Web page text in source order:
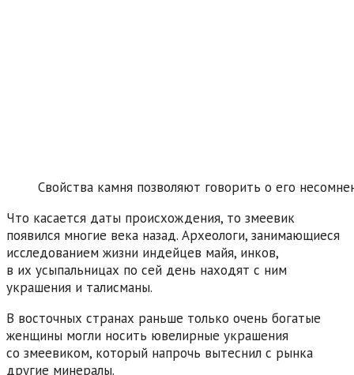
Свойства камня позволяют говорить о его
Что касается даты происхождения, то змеевик
появился многие века назад. Археологи, занимающиеся
исследованием жизни индейцев майя, инков,
в их усыпальницах по сей день находят с ним
украшения и талисманы.
В восточных странах раньше только очень богатые
женщины могли носить ювелирные украшения
со змеевиком, который напрочь вытеснил с рынка
другие минералы.